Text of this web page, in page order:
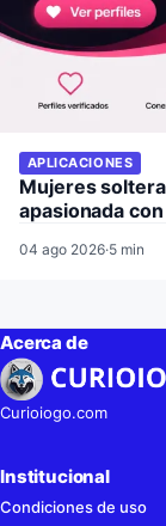
APLICACIONES
Mujeres
apasionada
04 ago 2026·5 min
Acerca de
Curioiogo.com
Institucional
Condiciones de uso